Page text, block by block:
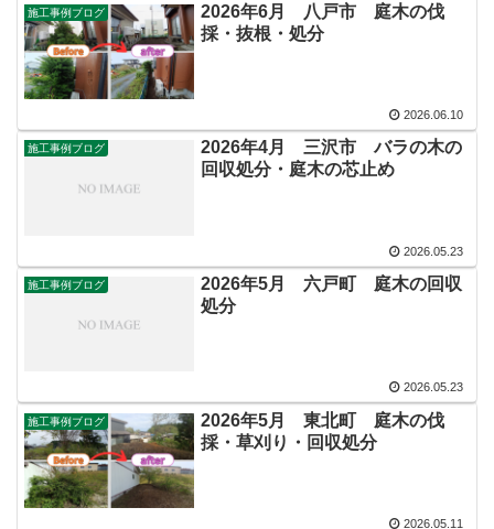
施工事例ブログ
2026年6月 八戸市 庭木の伐
採・抜根・処分
2026.06.10
施工事例ブログ
2026年4月 三沢市 バラの木の
回収処分・庭木の芯止め
2026.05.23
施工事例ブログ
2026年5月 六戸町 庭木の回収
処分
2026.05.23
施工事例ブログ
2026年5月 東北町 庭木の伐
採・草刈り・回収処分
2026.05.11